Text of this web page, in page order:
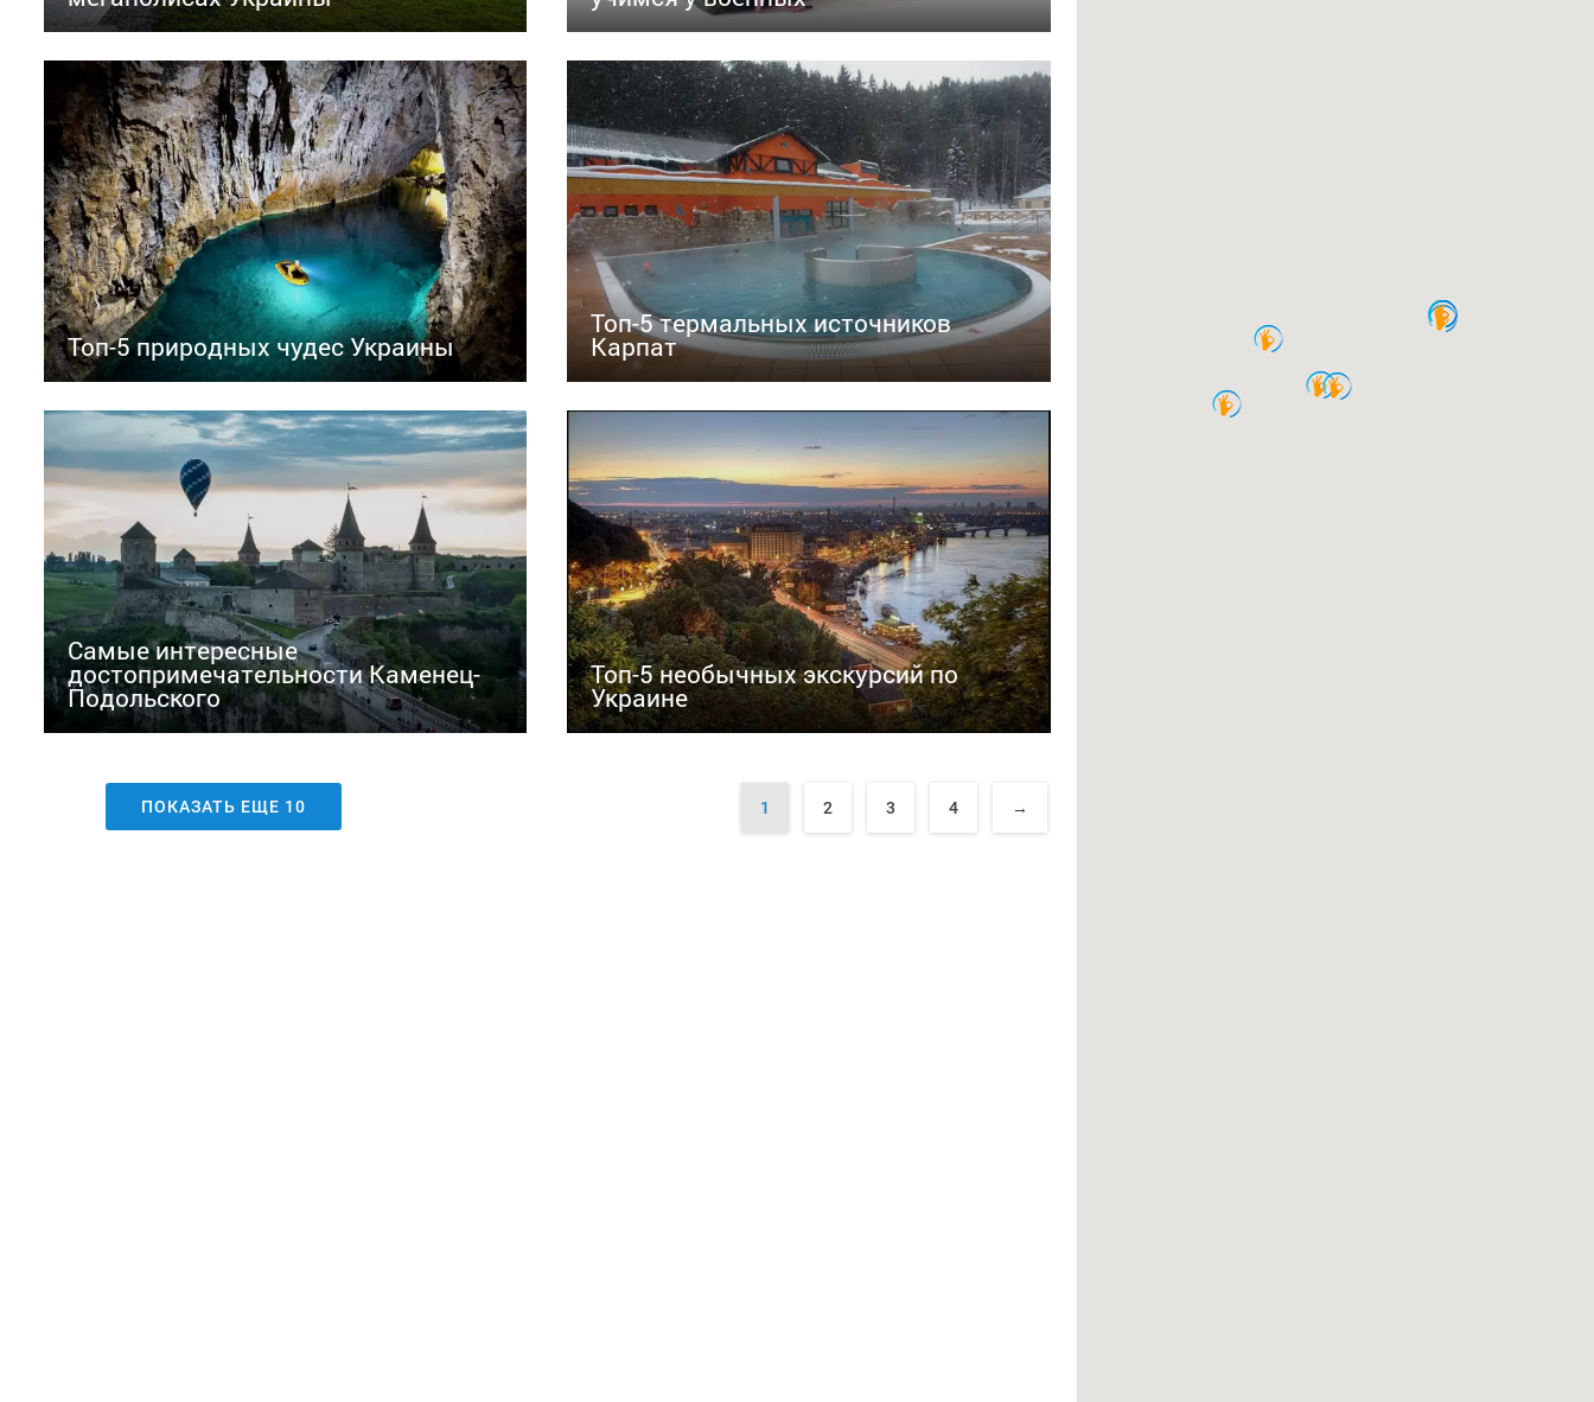
Топ-5 природных чудес Украины
Топ-5 термальных источников
Карпат
Самые интересные
достопримечательности Каменец-
Подольского
Топ-5 необычных экскурсий по
Украине
ПОКАЗАТЬ ЕЩЕ 10 1 2 3 4 →